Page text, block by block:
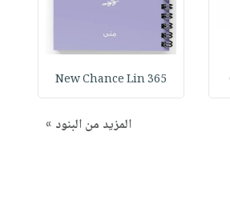
365 New Chance Lin
المزيد من البنود »